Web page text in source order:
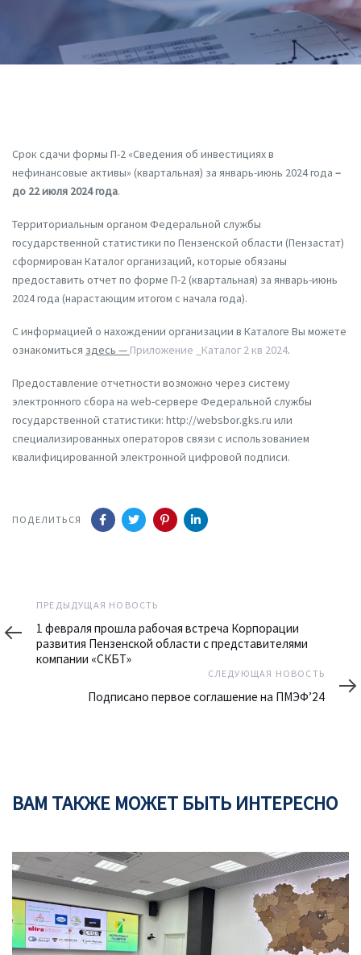
Срок сдачи формы П-2 «Сведения об инвестициях в
нефинансовые активы» (квартальная) за январь-июнь 2024 года –
до 22 июля 2024 года.
Территориальным органом Федеральной службы
государственной статистики по Пензенской области (Пензастат)
сформирован Каталог организаций, которые обязаны
предоставить отчет по форме П-2 (квартальная) за январь-июнь
2024 года (нарастающим итогом с начала года).
С информацией о нахождении организации в Каталоге Вы можете
ознакомиться здесь — Приложение _Каталог 2 кв 2024.
Предоставление отчетности возможно через систему
электронного сбора на web-сервере Федеральной службы
государственной статистики: http://websbor.gks.ru или
специализированных операторов связи с использованием
квалифицированной электронной цифровой подписи.
ПОДЕЛИТЬСЯ
navigation
Предыдущая
новость
ПРЕДЫДУЩАЯ НОВОСТЬ
1 февраля прошла рабочая встреча Корпорации
развития Пензенской области с представителями
компании «СКБТ»
новость
СЛЕДУЮЩАЯ НОВОСТЬ
Подписано первое соглашение на ПМЭФ’24
ВАМ ТАКЖЕ МОЖЕТ БЫТЬ ИНТЕРЕСНО